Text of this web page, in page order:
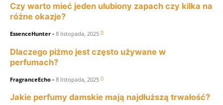
Czy warto mieć jeden ulubiony zapach czy kilka na
różne okazje?
EssenceHunter - 8 listopada, 2025 0
Dlaczego piżmo jest często używane w
perfumach?
FragranceEcho - 8 listopada, 2025 0
Jakie perfumy damskie mają najdłuższą trwałość?